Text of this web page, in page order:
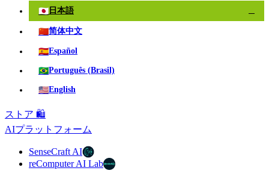
🇯🇵 日本語
🇨🇳简体中文
🇪🇸Español
🇧🇷Português (Brasil)
🇺🇸English
ストア 🛍️
AIプラットフォーム
SenseCraft AI
reComputer AI Lab